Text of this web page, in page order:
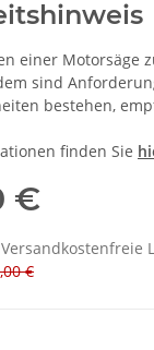
einer Motorsäge
sind
bestehen,
finden Sie
€
€